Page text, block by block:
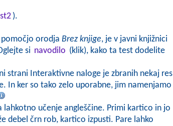
).
pomočjo orodja Brez knjige, je v javni knjižnici
si navodilo (klik), kako ta test dodelite
strani Interaktivne naloge je zbranih nekaj res
In ker so tako zelo uporabne, jim namenjamo
lahkotno učenje angleščine. Primi kartico in jo
debel črn rob, kartico izpusti. Pare lahko